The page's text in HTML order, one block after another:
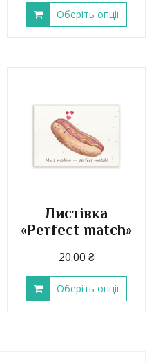
Оберіть опції
Листівка
«Perfect match»
20.00 ₴
Оберіть опції